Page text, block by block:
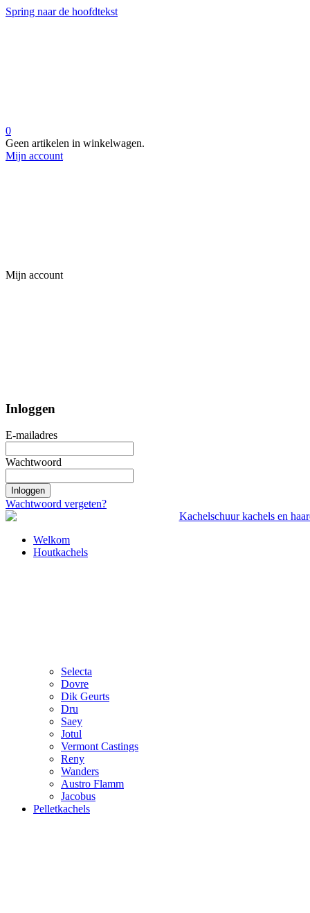
Spring naar de hoofdtekst
0
Geen artikelen in winkelwagen.
Mijn account
Mijn account
Inloggen
E-mailadres
Wachtwoord
Inloggen
Wachtwoord vergeten?
Welkom
Houtkachels
Selecta
Dovre
Dik Geurts
Dru
Saey
Jotul
Vermont Castings
Reny
Wanders
Austro Flamm
Jacobus
Pelletkachels